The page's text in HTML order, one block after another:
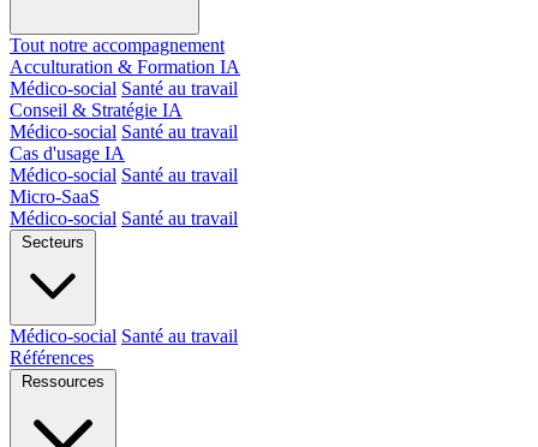
Tout notre accompagnement
Acculturation & Formation IA
Médico-social Santé au travail
Conseil & Stratégie IA
Médico-social Santé au travail
Cas d'usage IA
Médico-social Santé au travail
Micro-SaaS
Médico-social Santé au travail
Secteurs
Médico-social Santé au travail
Références
Ressources